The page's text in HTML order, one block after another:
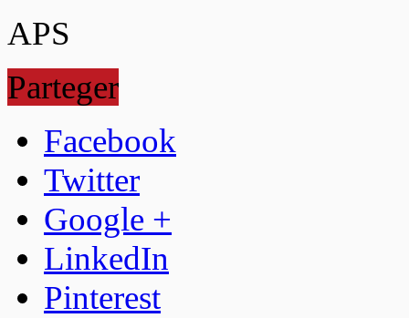
APS
Parteger
Facebook
Twitter
Google +
LinkedIn
Pinterest